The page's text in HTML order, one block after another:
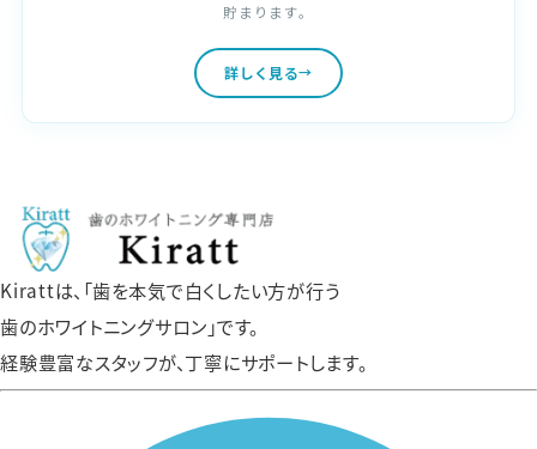
貯まります。
詳しく見る
Kirattは、「歯を本気で白くしたい方が行う
歯のホワイトニングサロン」です。
経験豊富なスタッフが、丁寧にサポートします。